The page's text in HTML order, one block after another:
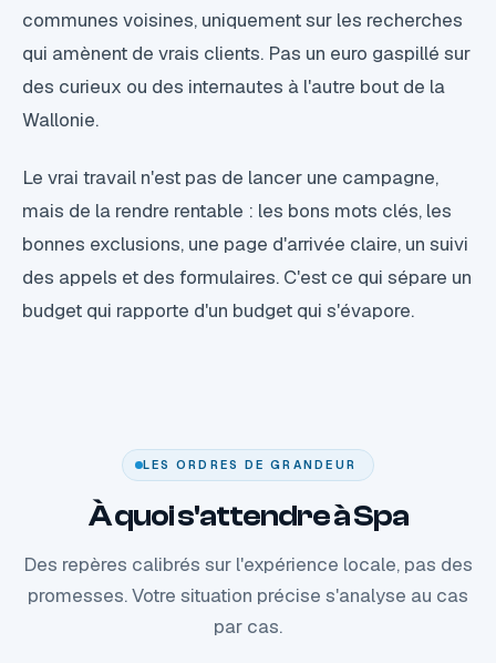
communes voisines, uniquement sur les recherches
qui amènent de vrais clients. Pas un euro gaspillé sur
des curieux ou des internautes à l'autre bout de la
Wallonie.
Le vrai travail n'est pas de lancer une campagne,
mais de la rendre rentable : les bons mots clés, les
bonnes exclusions, une page d'arrivée claire, un suivi
des appels et des formulaires. C'est ce qui sépare un
budget qui rapporte d'un budget qui s'évapore.
LES ORDRES DE GRANDEUR
À quoi s'attendre à Spa
Des repères calibrés sur l'expérience locale, pas des
promesses. Votre situation précise s'analyse au cas
par cas.